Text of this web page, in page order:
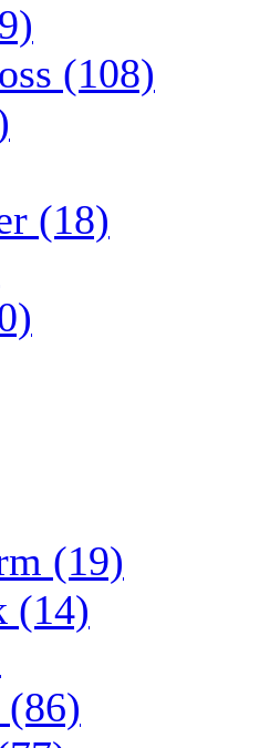
(108)
(18)
(19)
(14)
(86)